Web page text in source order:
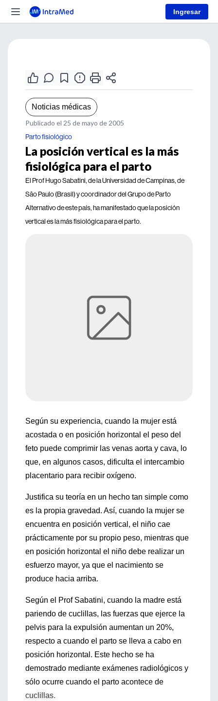
Ingresar
Noticias médicas
Publicado el 25 de mayo de 2005
Parto fisiológico
La posición vertical es la más
fisiológica para el parto
El Prof Hugo Sabatini, de la Universidad de Campinas, de
Sâo Paulo (Brasil) y coordinador del Grupo de Parto
Alternativo de este país, ha manifestado que la posición
vertical es la más fisiológica para el parto.
Según su experiencia, cuando la mujer está
acostada o en posición horizontal el peso del
feto puede comprimir las venas aorta y cava, lo
que, en algunos casos, dificulta el intercambio
placentario para recibir oxígeno.
Justifica su teoría en un hecho tan simple como
es la propia gravedad. Así, cuando la mujer se
encuentra en posición vertical, el niño cae
prácticamente por su propio peso, mientras que
en posición horizontal el niño debe realizar un
esfuerzo mayor, ya que el nacimiento se
produce hacia arriba.
Según el Prof Sabatini, cuando la madre está
pariendo de cuclillas, las fuerzas que ejerce la
pelvis para la expulsión aumentan un 20%,
respecto a cuando el parto se lleva a cabo en
posición horizontal. Este hecho se ha
demostrado mediante exámenes radiológicos y
sólo ocurre cuando el parto acontece de
cuclillas.